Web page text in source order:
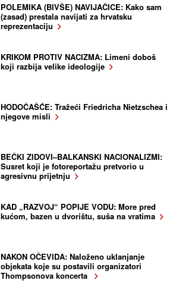
POLEMIKA (BIVŠE) NAVIJAČICE: Kako sam
(zasad) prestala navijati za hrvatsku
reprezentaciju
KRIKOM PROTIV NACIZMA: Limeni doboš
koji razbija velike ideologije
HODOČAŠĆE: Tražeći Friedricha Nietzschea i
njegove misli
BEČKI ZIDOVI–BALKANSKI NACIONALIZMI:
Susret koji je fotoreportažu pretvorio u
agresivnu prijetnju
KAD „RAZVOJ“ POPIJE VODU: More pred
kućom, bazen u dvorištu, suša na vratima
NAKON OČEVIDA: Naloženo uklanjanje
objekata koje su postavili organizatori
Thompsonova koncerta